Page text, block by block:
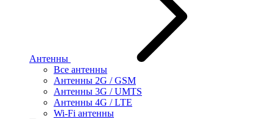
Антенны
Все антенны
Антенны 2G / GSM
Антенны 3G / UMTS
Антенны 4G / LTE
Wi-Fi антенны